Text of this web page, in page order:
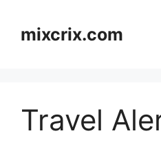
contentmixcrix.com
Travel